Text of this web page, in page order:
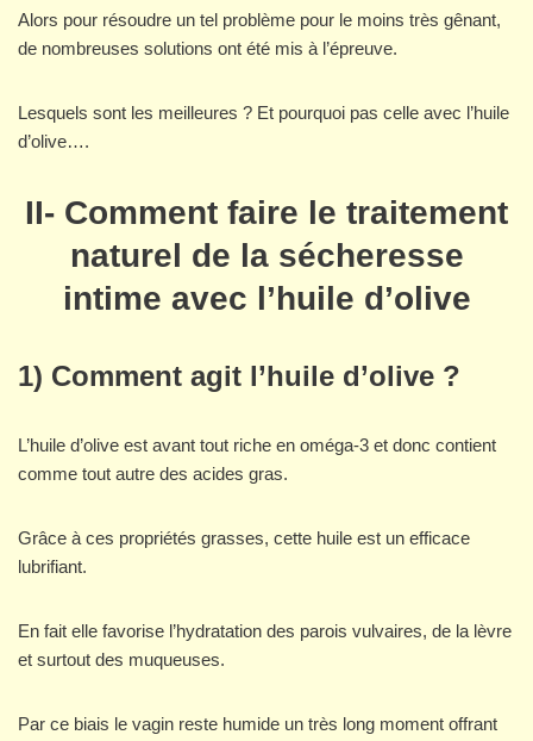
Alors pour résoudre un tel problème pour le moins très gênant,
de nombreuses solutions ont été mis à l’épreuve.
Lesquels sont les meilleures ? Et pourquoi pas celle avec l’huile
d’olive….
II- Comment faire le traitement
naturel de la sécheresse
intime avec l’huile d’olive
1) Comment agit l’huile d’olive ?
L’huile d’olive est avant tout riche en oméga-3 et donc contient
comme tout autre des acides gras.
Grâce à ces propriétés grasses, cette huile est un efficace
lubrifiant.
En fait elle favorise l’hydratation des parois vulvaires, de la lèvre
et surtout des muqueuses.
Par ce biais le vagin reste humide un très long moment offrant